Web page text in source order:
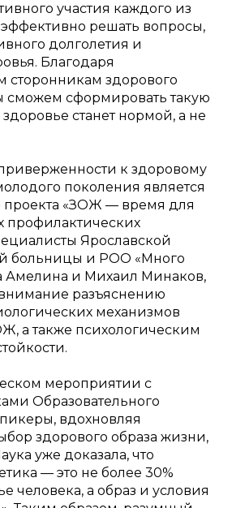
участия каждого из
решать вопросы,
долголетия и
Благодаря
сторонникам здорового
сможем сформировать такую
станет нормой, а не
к здоровому
поколения является
«ЗОЖ — время для
профилактических
Ярославской
больницы и РОО «Много
Амелина и Михаил Минаков,
разъяснению
механизмов
а также психологическим
мероприятии с
Образовательного
вдохновляя
здорового образа жизни,
уже доказала, что
— это не более 30%
человека, а образ и условия